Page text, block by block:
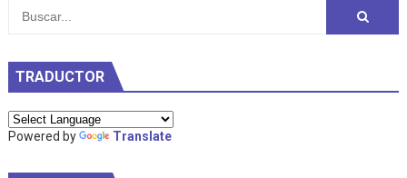
TRADUCTOR
Powered by Translate